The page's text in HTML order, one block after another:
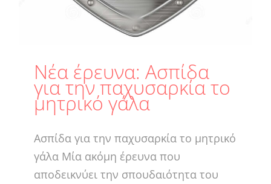
Νέα έρευνα: Ασπίδα
για την παχυσαρκία το
μητρικό γάλα
Ασπίδα για την παχυσαρκία το μητρικό
γάλα Μία ακόμη έρευνα που
αποδεικνύει την σπουδαιότητα του